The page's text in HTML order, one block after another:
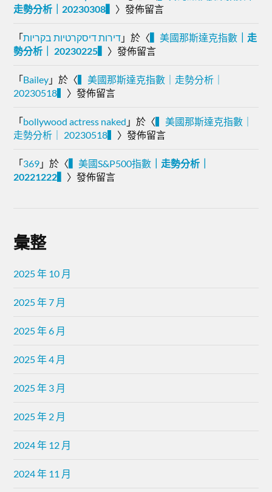
走勢分析｜20230308▍ 〉發佈留言
「דירות דיסקרטיות בקריות 」於〈 ▍美國那斯達克指數 ｜走
勢分析｜ 20230225▍ 〉發佈留言
「Bailey 」於〈 ▍美國那斯達克指數｜走勢分析｜
20230518▍ 〉發佈留言
「bollywood actress naked 」於〈 ▍美國那斯達克指數｜
走勢分析｜ 20230518▍ 〉發佈留言
「369 」於〈 ▍美國S&P500指數 ｜走勢分析｜
20221222▍ 〉發佈留言
彙整
2025 年 10 月
2025 年 7 月
2025 年 6 月
2025 年 4 月
2025 年 3 月
2025 年 2 月
2024 年 12 月
2024 年 11 月